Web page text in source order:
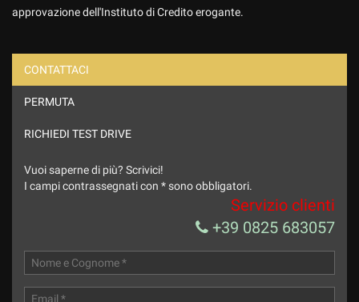
Ho letto e accetto
marketing
Invia la tua richiesta
approvazione dell'Instituto di Credito erogante.
CONTATTACI
PERMUTA
RICHIEDI TEST DRIVE
Vuoi saperne di più? Scrivici!
I campi contrassegnati con * sono obbligatori.
Servizio clienti
+39 0825 683057